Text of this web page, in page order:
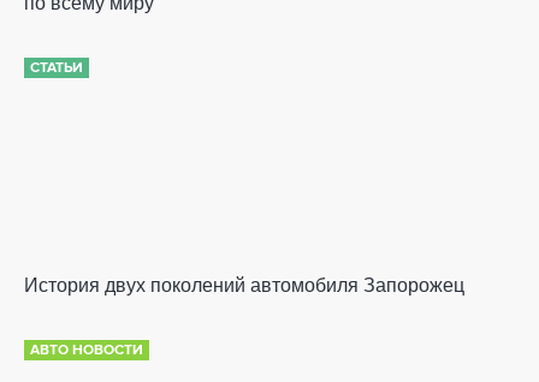
СТАТЬИ
История двух поколений автомобиля Запорожец
АВТО НОВОСТИ